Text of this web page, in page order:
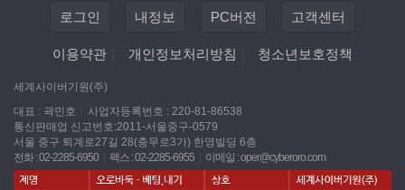
로그인 내정보 PC버전 고객센터
이용약관 개인정보처리방침 청소년보호정책
세계사이버기원(주)
대표 : 곽민호
사업자등록번호 : 220-81-86538
통신판매업 신고번호:2011-서울중구-0579
서울 중구 퇴계로27길 28(충무로3가) 한영빌딩 6층
전화 : 02-2285-6950
팩스 : 02-2285-6955 이메일 :oper@cyberoro.com